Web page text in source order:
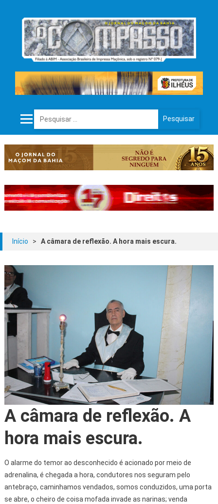
Pesquisar por:
Início > A câmara de reflexão. A hora mais escura.
A câmara de reflexão. A
hora mais escura.
O alarme do temor ao desconhecido é acionado por meio de
adrenalina, é chegada a hora, condutores nos seguram pelo
antebraço, caminhamos vendados, somos conduzidos, uma porta
se abre, o cheiro de coisa mofada invade as narinas; venda